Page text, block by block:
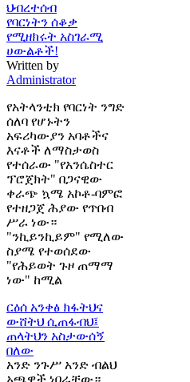
ህብረተሰብ
የባርነትን ሰቆቃ
የሚዘክሩት አስገራሚ
ሀውልቶች!
Written by
Administrator
የአትላንቲክ የባርነት ንግድ
ሰለባ የሆኑትን
አፍሪካውያን አባቶችና
እናቶች ለማስታወስ
የተሰራው "የአንሴስተር
ፕሮጀክት" በጋናዊው
ቀራጭ ኳሜ አኮቶ-ባምፎ
የተዘጋጀ ሕያው የጥበብ
ሥራ ነው።
"ንኪይንኪይም" የሚለው
ስያሜ የተወሰደው
"የሕይወት ጉዞ ጠማማ
ነው" ከሚል
ርዕሰ አንቀፅ ክፋትህና
ውሸትህ ሲጠፋብህ፤
ጠላትህን አስታውሰኝ
በለው
አንድ ንጉሥ አንድ ብልህ